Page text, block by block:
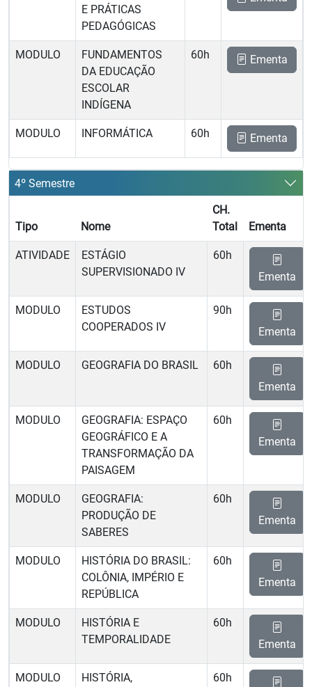
E PRÁTICAS
PEDAGÓGICAS
MODULO
FUNDAMENTOS
DA EDUCAÇÃO
ESCOLAR
INDÍGENA
60h Ementa
MODULO INFORMÁTICA 60h Ementa
4º Semestre
Tipo Nome
CH.
Total
Ementa
ATIVIDADE
ESTÁGIO
SUPERVISIONADO IV
60h
Ementa
MODULO
ESTUDOS
COOPERADOS IV
90h
Ementa
MODULO GEOGRAFIA DO BRASIL
60h
Ementa
MODULO
GEOGRAFIA: ESPAÇO
GEOGRÁFICO E A
TRANSFORMAÇÃO DA
PAISAGEM
60h
Ementa
MODULO
GEOGRAFIA:
PRODUÇÃO DE
SABERES
60h
Ementa
MODULO
HISTÓRIA DO BRASIL:
COLÔNIA, IMPÉRIO E
REPÚBLICA
60h
Ementa
MODULO
HISTÓRIA E
TEMPORALIDADE
60h
Ementa
MODULO
HISTÓRIA,
60h